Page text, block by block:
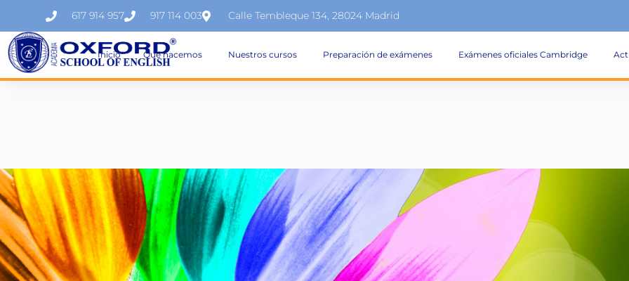
617 914 957 917 114 003 Calle Tembleque 134, 28024 Madrid
Inicio Qué hacemos Nuestros cursos Preparación de exámenes Exámenes oficiales Cambridge